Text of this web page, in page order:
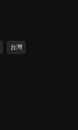
台灣